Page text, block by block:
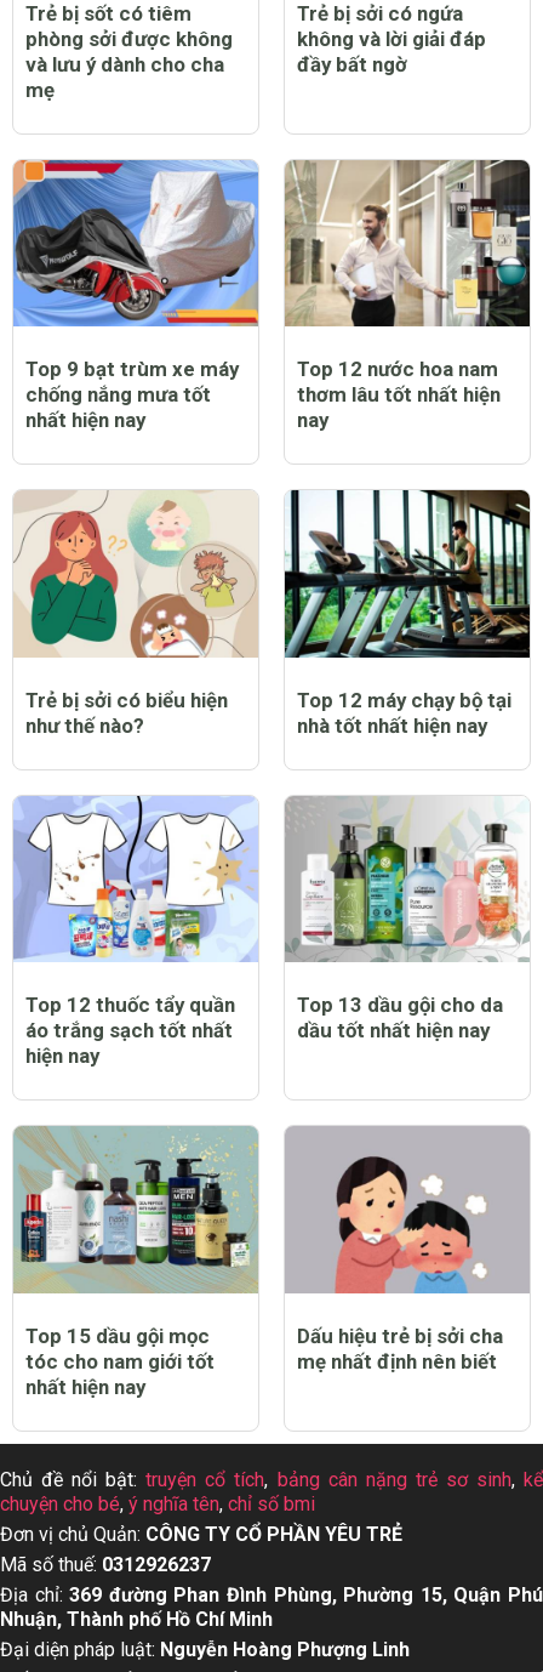
Trẻ bị sốt có tiêm
phòng sởi được không
và lưu ý dành cho cha
mẹ
Trẻ bị sởi có ngứa
không và lời giải đáp
đầy bất ngờ
Top 9 bạt trùm xe máy
chống nắng mưa tốt
nhất hiện nay
Top 12 nước hoa nam
thơm lâu tốt nhất hiện
nay
Trẻ bị sởi có biểu hiện
như thế nào?
Top 12 máy chạy bộ tại
nhà tốt nhất hiện nay
Top 12 thuốc tẩy quần
áo trắng sạch tốt nhất
hiện nay
Top 13 dầu gội cho da
dầu tốt nhất hiện nay
Top 15 dầu gội mọc
tóc cho nam giới tốt
nhất hiện nay
Dấu hiệu trẻ bị sởi cha
mẹ nhất định nên biết
Chủ đề nổi bật:truyện cổ tích, bảng cân nặng trẻ sơ sinh,kể
chuyện cho bé, ý nghĩa tên, chỉ số bmi
Đơn vị chủ Quản: CÔNG TY CỔ PHẦN YÊU TRẺ
Mã số thuế: 0312926237
Địa chỉ:369 đường Phan Đình Phùng, Phường 15, Quận Phú
Nhuận, Thành phố Hồ Chí Minh
Đại diện pháp luật: Nguyễn Hoàng Phượng Linh